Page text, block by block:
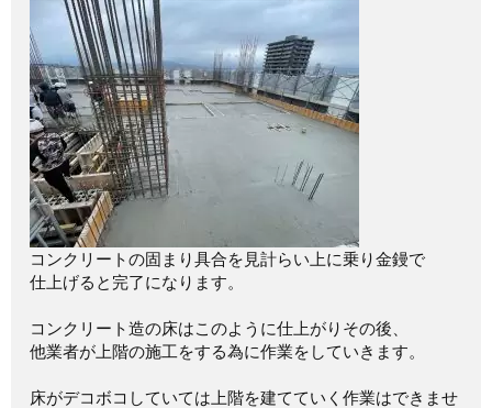
コンクリートの固まり具合を見計らい上に乗り金鏝で
仕上げると完了になります。
コンクリート造の床はこのように仕上がりその後、
他業者が上階の施工をする為に作業をしていきます。
床がデコボコしていては上階を建てていく作業はできませ